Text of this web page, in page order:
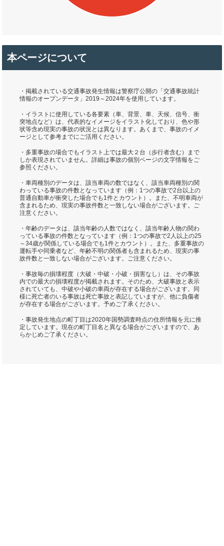
本ページについて
・掲載されている交通事故発生情報は警察庁公開の「交通事故統計
情報のオープンデータ」2019～2024年を使用しています。
・イラストに使用している各要素（車、背景、車、天候、信号、衝
突地点など）は、代表的なイメージをイラスト化しており、色や形
状等含め現実の事故の状況とは異なります。あくまで、事故のイメ
ージとして参考までにご活用ください。
・多重事故の場合でもイラスト上では最大２台（歩行者含む）まで
しか表現されていません。詳細は事故の個別ページの文字情報をご
参照ください。
・車両種別のデータは、該当車両の数ではなく、該当車両種別の関
わっている事故の件数となっています（例：1つの事故で2台以上の
普通自動車が衝突した場合でも1件とカウント）。また、不明車両が
含まれるため、現実の事故件数と一致しない場合がございます。ご
注意ください。
・年齢のデータは、該当年齢の人数ではなく、該当年齢人物の関わ
っている事故の件数となっています（例：1つの事故で2人以上の25
～34歳が関係している場合でも1件とカウント）。また、多重事故の
運転手や同乗者など、年齢不明の関係者も含まれるため、現実の事
故件数と一致しない場合がございます。ご注意ください。
・事故毎の損壊程度（大破・中破・小破・損害なし）は、その事故
内での最大の損壊程度が掲載されます。そのため、大破事故と表示
されていても、中破や小破の車両が存在する場合がございます。同
様に死亡者のいる事故は死亡事故と表記していますが、他に負傷者
が存在する場合がございます。予めご了承ください。
・事故発生地点の町丁目は2020年国勢調査時点の住所情報を元に推
定しています。現在の町丁目名と異なる場合がございますので、あ
らかじめご了承ください。